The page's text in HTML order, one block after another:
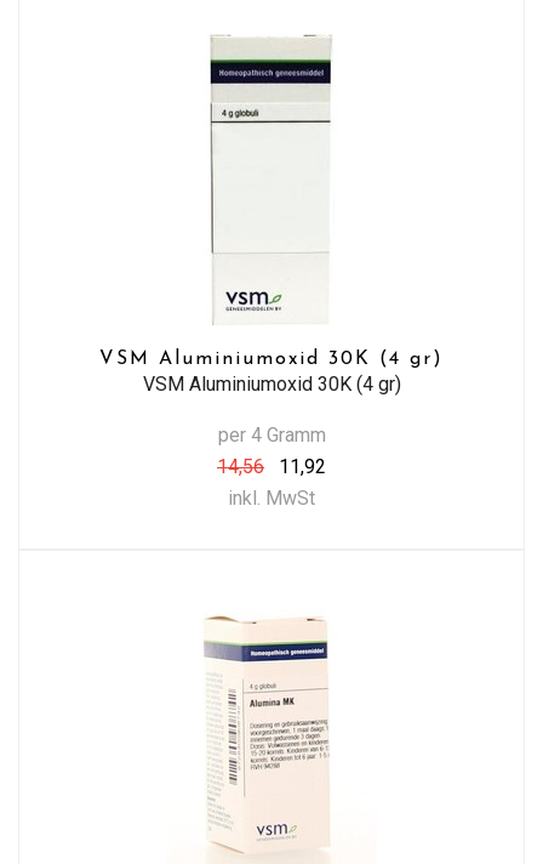
VSM Aluminiumoxid 30K (4 gr)
VSM Aluminiumoxid 30K (4 gr)
per 4 Gramm
14,56
11,92
inkl. MwSt